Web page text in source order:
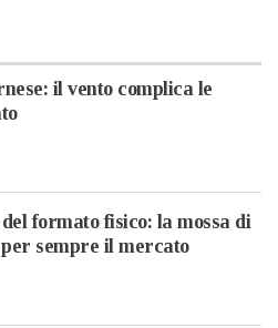
il vento complica le
formato fisico: la mossa di
sempre il mercato